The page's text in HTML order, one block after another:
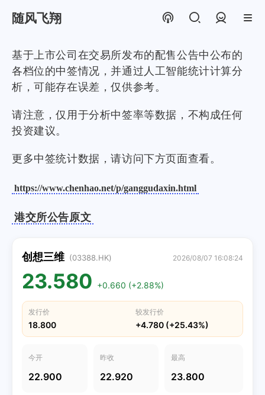
随风飞翔
基于上市公司在交易所发布的配售公告中公布的
各档位的中签情况，并通过人工智能统计计算分
析，可能存在误差，仅供参考。
请注意，仅用于分析中签率等数据，不构成任何
投资建议。
更多中签统计数据，请访问下方页面查看。
https://www.chenhao.net/p/ganggudaxin.html
港交所公告原文
创想三维 (03388.HK) 2026/08/07 16:08:24
23.580 +0.660 (+2.88%)
发行价
18.800
较发行价
+4.780 (+25.43%)
今开
22.900
昨收
22.920
最高
23.800